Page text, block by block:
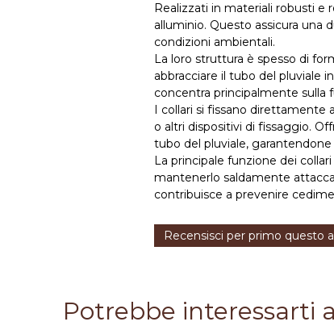
Realizzati in materiali robusti e
alluminio. Questo assicura una
condizioni ambientali.
La loro struttura è spesso di
abbracciare il tubo del pluviale
concentra principalmente sulla
I collari si fissano direttamente
o altri dispositivi di fissaggio.
tubo del pluviale, garantendone
La principale funzione dei
mantenerlo saldamente
contribuisce a prevenire
Recensisci per primo questo
Potrebbe interessarti